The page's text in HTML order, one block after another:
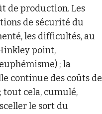
de production. Les
de sécurité du
les difficultés, au
point,
; la
continue des coûts de
cela, cumulé,
le sort du